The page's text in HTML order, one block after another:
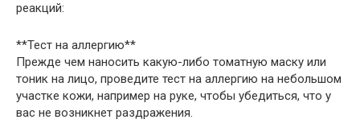
реакций:
**Тест на аллергию**
Прежде чем наносить какую-либо томатную маску или
тоник на лицо, проведите тест на аллергию на небольшом
участке кожи, например на руке, чтобы убедиться, что у
вас не возникнет раздражения.